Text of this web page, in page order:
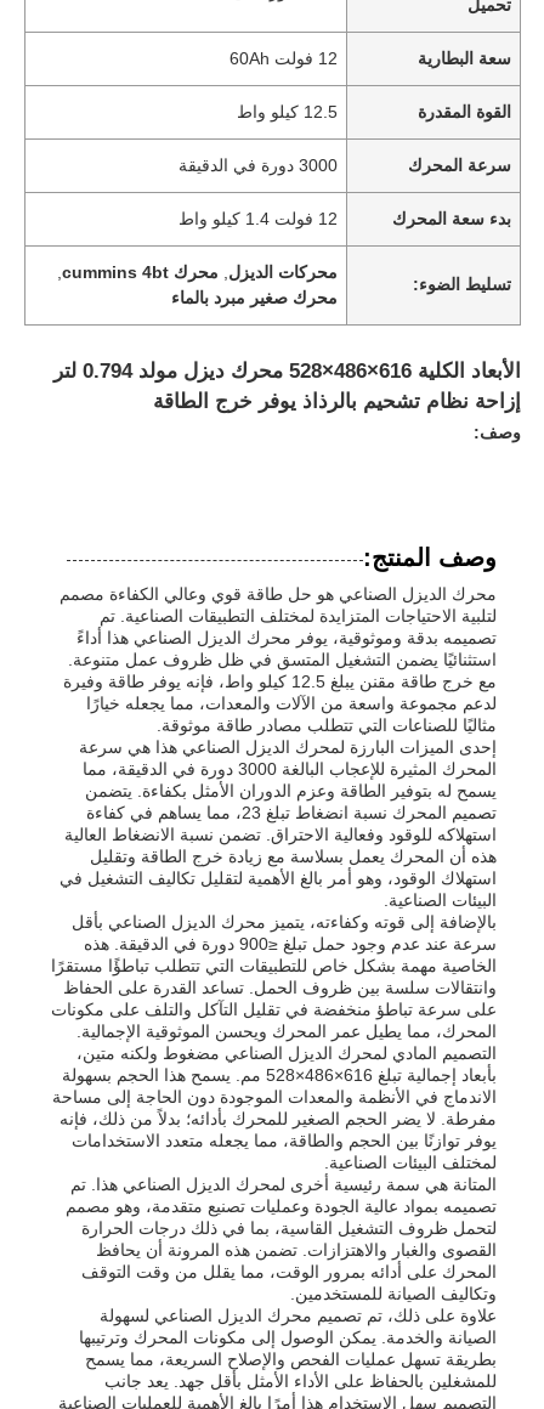
منزل
المنتجات
أشرطة فيديو
حول بنا
تحميل
سعة البطارية 12 فولت 60Ah
القوة المقدرة 12.5 كيلو واط
سرعة المحرك 3000 دورة في الدقيقة
بدء سعة المحرك 12 فولت 1.4 كيلو واط
تسليط الضوء:
محركات الديزل محرك cummins 4bt
محرك صغير مبرد بالماء
الأبعاد الكلية 616×486×528 محرك ديزل مولد 0.794 لتر
إزاحة نظام تشحيم بالرذاذ يوفر خرج الطاقة
وصف:
وصف المنتج:
محرك الديزل الصناعي هو حل طاقة قوي وعالي الكفاءة مصمم
لتلبية الاحتياجات المتزايدة لمختلف التطبيقات الصناعية. تم
تصميمه بدقة وموثوقية، يوفر محرك الديزل الصناعي هذا أداءً
استثنائيًا يضمن التشغيل المتسق في ظل ظروف عمل متنوعة.
مع خرج طاقة مقنن يبلغ 12.5 كيلو واط، فإنه يوفر طاقة وفيرة
لدعم مجموعة واسعة من الآلات والمعدات، مما يجعله خيارًا
مثاليًا للصناعات التي تتطلب مصادر طاقة موثوقة.
إحدى الميزات البارزة لمحرك الديزل الصناعي هذا هي سرعة
المحرك المثيرة للإعجاب البالغة 3000 دورة في الدقيقة، مما
يسمح له بتوفير الطاقة وعزم الدوران الأمثل بكفاءة. يتضمن
تصميم المحرك نسبة انضغاط تبلغ 23، مما يساهم في كفاءة
استهلاكه للوقود وفعالية الاحتراق. تضمن نسبة الانضغاط العالية
هذه أن المحرك يعمل بسلاسة مع زيادة خرج الطاقة وتقليل
استهلاك الوقود، وهو أمر بالغ الأهمية لتقليل تكاليف التشغيل في
البيئات الصناعية.
بالإضافة إلى قوته وكفاءته، يتميز محرك الديزل الصناعي بأقل
سرعة عند عدم وجود حمل تبلغ ≤900 دورة في الدقيقة. هذه
الخاصية مهمة بشكل خاص للتطبيقات التي تتطلب تباطؤًا مستقرًا
وانتقالات سلسة بين ظروف الحمل. تساعد القدرة على الحفاظ
على سرعة تباطؤ منخفضة في تقليل التآكل والتلف على مكونات
المحرك، مما يطيل عمر المحرك ويحسن الموثوقية الإجمالية.
التصميم المادي لمحرك الديزل الصناعي مضغوط ولكنه متين،
بأبعاد إجمالية تبلغ 616×486×528 مم. يسمح هذا الحجم بسهولة
الاندماج في الأنظمة والمعدات الموجودة دون الحاجة إلى مساحة
مفرطة. لا يضر الحجم الصغير للمحرك بأدائه؛ بدلاً من ذلك، فإنه
يوفر توازنًا بين الحجم والطاقة، مما يجعله متعدد الاستخدامات
لمختلف البيئات الصناعية.
المتانة هي سمة رئيسية أخرى لمحرك الديزل الصناعي هذا. تم
تصميمه بمواد عالية الجودة وعمليات تصنيع متقدمة، وهو مصمم
لتحمل ظروف التشغيل القاسية، بما في ذلك درجات الحرارة
القصوى والغبار والاهتزازات. تضمن هذه المرونة أن يحافظ
المحرك على أدائه بمرور الوقت، مما يقلل من وقت التوقف
وتكاليف الصيانة للمستخدمين.
علاوة على ذلك، تم تصميم محرك الديزل الصناعي لسهولة
الصيانة والخدمة. يمكن الوصول إلى مكونات المحرك وترتيبها
بطريقة تسهل عمليات الفحص والإصلاح السريعة، مما يسمح
للمشغلين بالحفاظ على الأداء الأمثل بأقل جهد. يعد جانب
التصميم سهل الاستخدام هذا أمرًا بالغ الأهمية للعمليات الصناعية